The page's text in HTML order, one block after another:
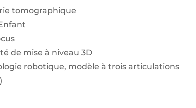
tomographique
de mise à niveau 3D
robotique, modèle à trois articulations